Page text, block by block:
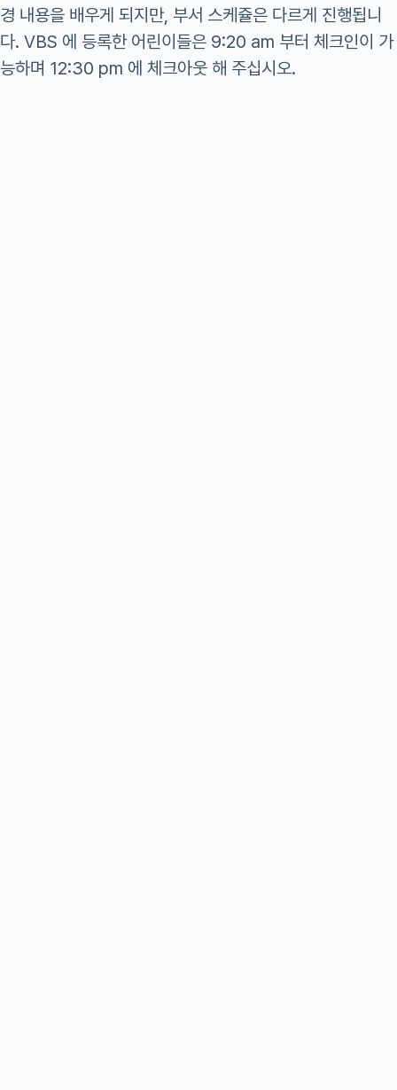
경 내용을 배우게 되지만, 부서 스케쥴은 다르게 진행됩니
다. VBS 에 등록한 어린이들은 9:20 am 부터 체크인이 가
능하며 12:30 pm 에 체크아웃 해 주십시오.